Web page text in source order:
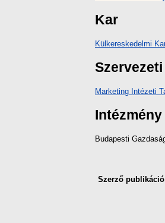
Kar
Külkereskedelmi
Marketing Intézeti
Intézmény
Budapesti
Szerző